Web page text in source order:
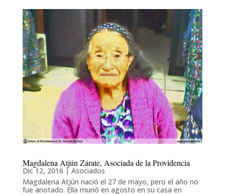
Magdalena Atjún Zárate, Asociada de la Providencia
Dic 12, 2016 | Asociados
Magdalena Atjún nació el 27 de mayo, pero el año no
fue anotado. Ella murió en agosto en su casa en